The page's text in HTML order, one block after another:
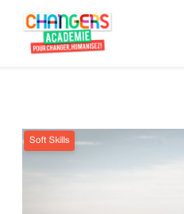
Soft Skills